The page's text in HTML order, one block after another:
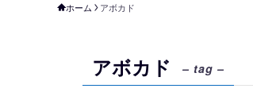
ホーム アボカド
アボカド – tag –